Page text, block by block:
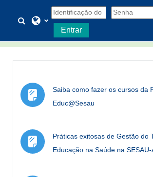
Atenção! Manter as suas
ATUALIZADAS é essencial
Alternar entrada de pesquisa
Entrar
Saiba como fazer os cursos da
Educ@SesauPágina
Práticas exitosas de Gestão do
Educação na Saúde na SESAU-